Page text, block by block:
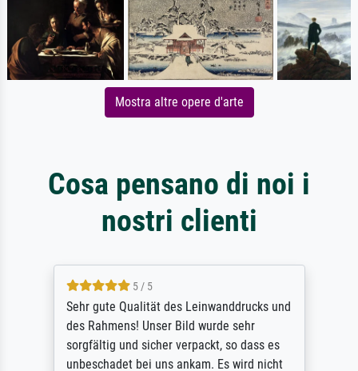
Mostra altre opere d'arte
Cosa pensano di noi i
nostri clienti
5 / 5
Sehr gute Qualität des Leinwanddrucks und
des Rahmens! Unser Bild wurde sehr
sorgfältig und sicher verpackt, so dass es
unbeschadet bei uns ankam. Es wird nicht